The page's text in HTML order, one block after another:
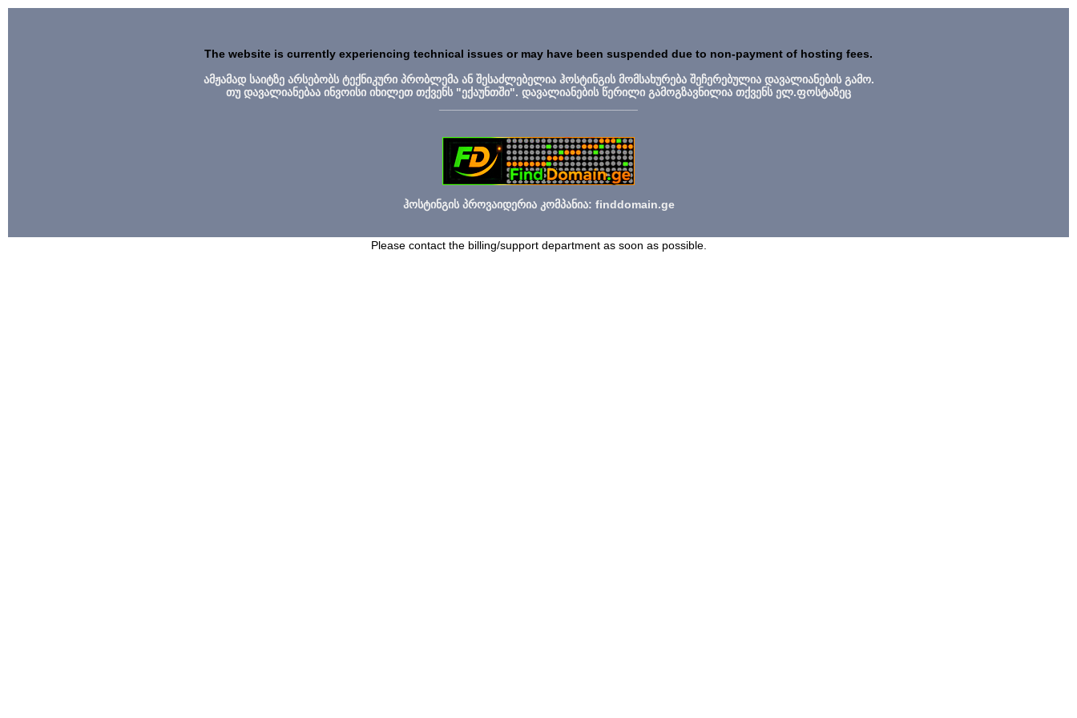
The website is currently experiencing technical issues or may have been suspended due to non-payment of hosting fees.
ამჟამად საიტზე არსებობს ტექნიკური პრობლემა ან შესაძლებელია ჰოსტინგის მომსახურება შეჩერებულია დავალიანების გამო.
თუ დავალიანებაა ინვოისი იხილეთ თქვენს "ექაუნთში". დავალიანების წერილი გამოგზავნილია თქვენს ელ.ფოსტაზეც
ჰოსტინგის პროვაიდერია კომპანია: finddomain.ge
Please contact the billing/support department as soon as possible.